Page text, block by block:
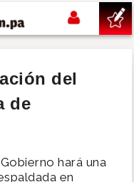
del
de
hará una
en